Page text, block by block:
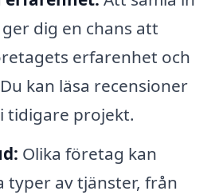
dig en chans att
erfarenhet och
kan läsa recensioner
tidigare projekt.
Olika företag kan
typer av tjänster, från